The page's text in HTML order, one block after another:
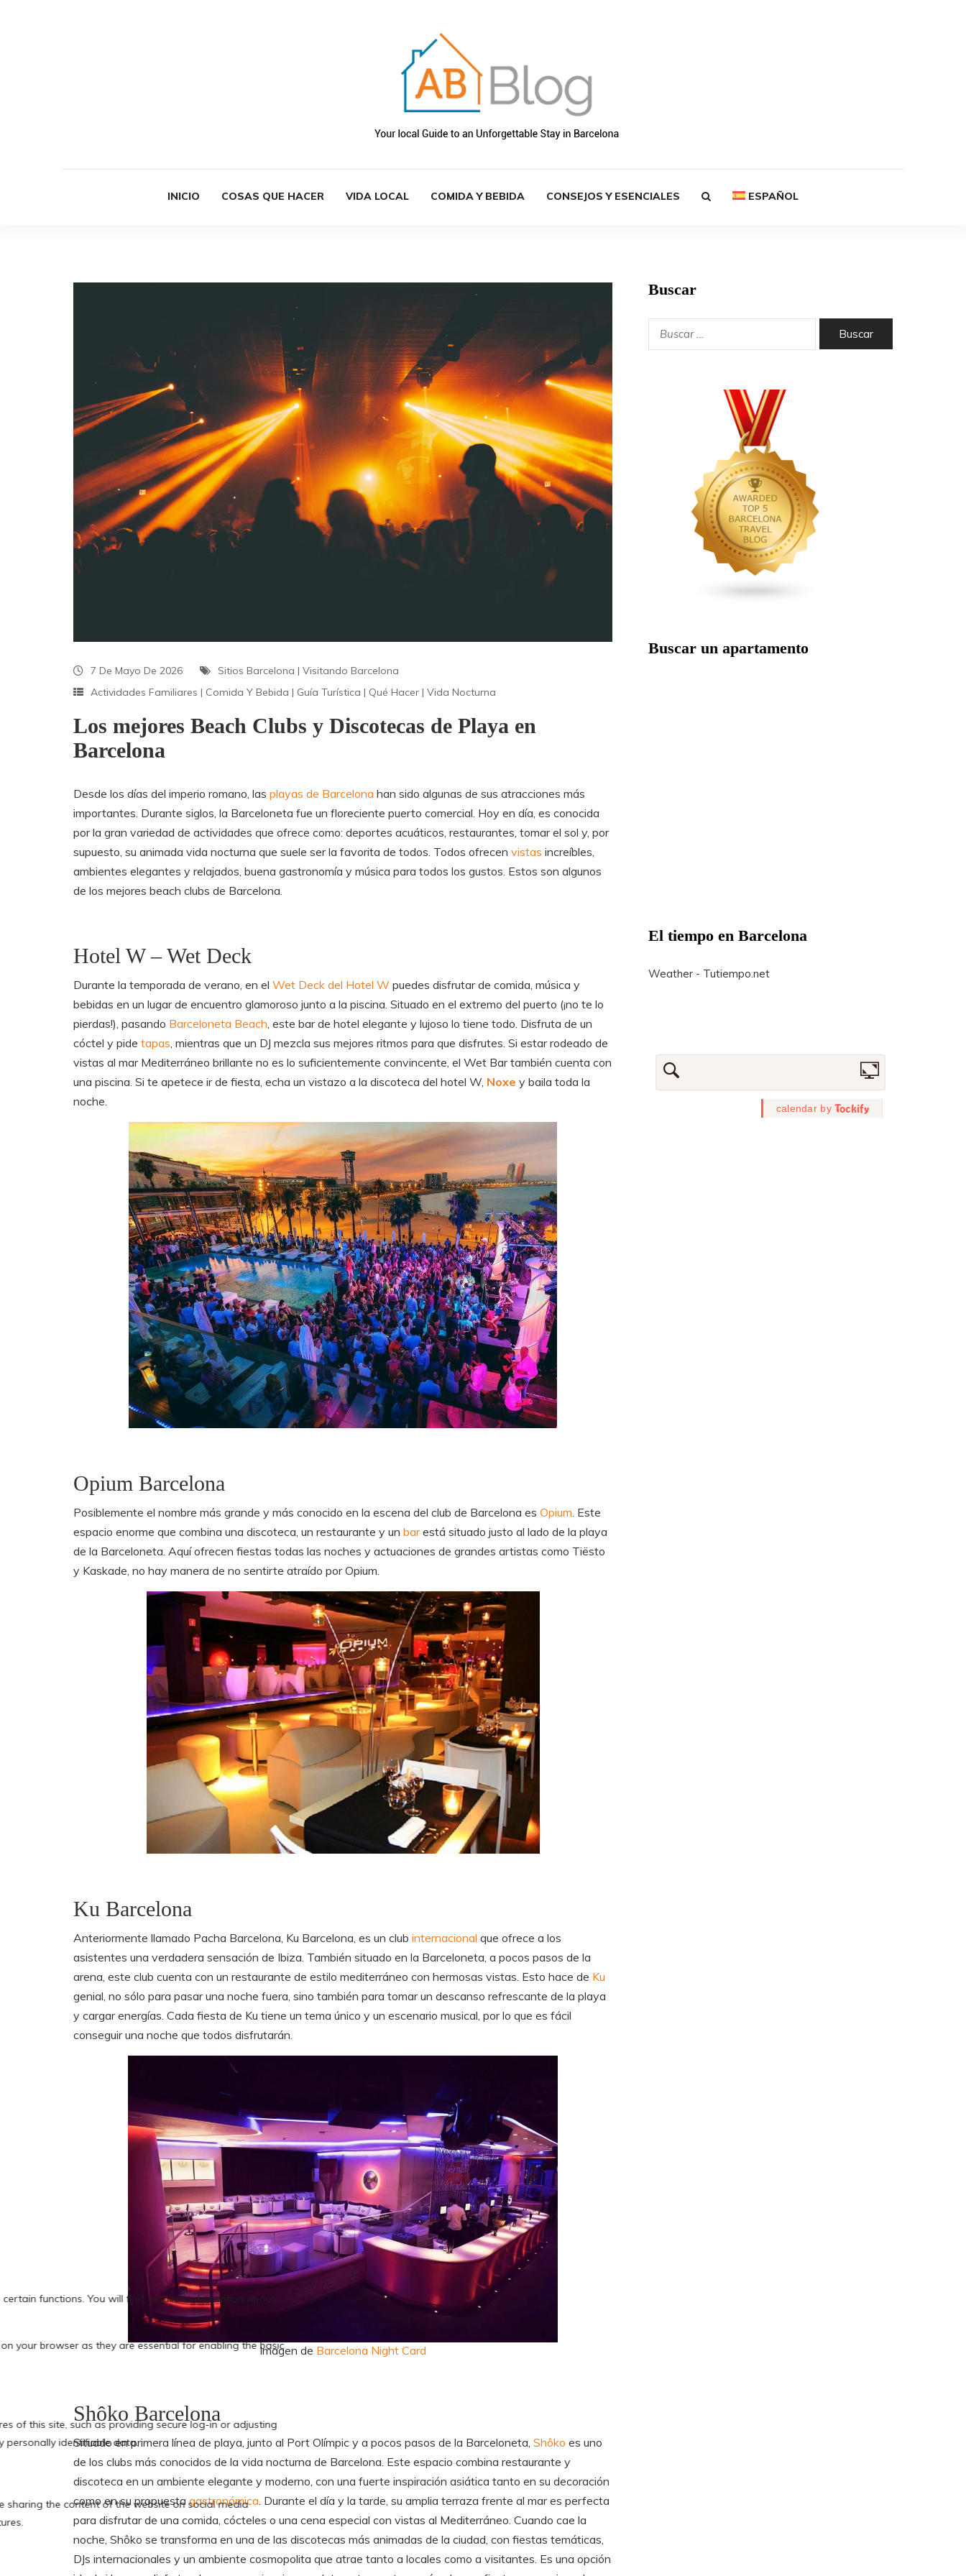
INICIO COSAS QUE HACER VIDA LOCAL COMIDA Y BEBIDA CONSEJOS Y ESENCIALES ESPAÑOL
7 De Mayo De 2026 Sitios Barcelona | Visitando Barcelona
Actividades Familiares | Comida Y Bebida | Guía Turística | Qué Hacer | Vida Nocturna
Los mejores Beach Clubs y Discotecas de Playa en
Barcelona
Desde los días del imperio romano, las playas de Barcelona han sido algunas de sus atracciones más
importantes. Durante siglos, la Barceloneta fue un floreciente puerto comercial. Hoy en día, es conocida
por la gran variedad de actividades que ofrece como: deportes acuáticos, restaurantes, tomar el sol y, por
supuesto, su animada vida nocturna que suele ser la favorita de todos. Todos ofrecen vistas increíbles,
ambientes elegantes y relajados, buena gastronomía y música para todos los gustos. Estos son algunos
de los mejores beach clubs de Barcelona.
Hotel W – Wet Deck
Durante la temporada de verano, en el Wet Deck del Hotel W puedes disfrutar de comida, música y
bebidas en un lugar de encuentro glamoroso junto a la piscina. Situado en el extremo del puerto (¡no te lo
pierdas!), pasando Barceloneta Beach, este bar de hotel elegante y lujoso lo tiene todo. Disfruta de un
cóctel y pide tapas, mientras que un DJ mezcla sus mejores ritmos para que disfrutes. Si estar rodeado de
vistas al mar Mediterráneo brillante no es lo suficientemente convincente, el Wet Bar también cuenta con
una piscina. Si te apetece ir de fiesta, echa un vistazo a la discoteca del hotel W, Noxe y baila toda la
noche.
Opium Barcelona
Posiblemente el nombre más grande y más conocido en la escena del club de Barcelona es Opium. Este
espacio enorme que combina una discoteca, un restaurante y un barestá situado justo al lado de la playa
de la Barceloneta. Aquí ofrecen fiestas todas las noches y actuaciones de grandes artistas como Tiësto
y Kaskade, no hay manera de no sentirte atraído por Opium.
Ku Barcelona
Anteriormente llamado Pacha Barcelona, Ku Barcelona, es un club internacional que ofrece a los
asistentes una verdadera sensación de Ibiza. También situado en la Barceloneta, a pocos pasos de la
arena, este club cuenta con un restaurante de estilo mediterráneo con hermosas vistas. Esto hace de Ku
genial, no sólo para pasar una noche fuera, sino también para tomar un descanso refrescante de la playa
y cargar energías. Cada fiesta de Ku tiene un tema único y un escenario musical, por lo que es fácil
conseguir una noche que todos disfrutarán.
Imagen de Barcelona Night Card
Shôko Barcelona
Situado en primera línea de playa, junto al Port Olímpic y a pocos pasos de la Barceloneta, Shôko es uno
de los clubs más conocidos de la vida nocturna de Barcelona. Este espacio combina restaurante y
discoteca en un ambiente elegante y moderno, con una fuerte inspiración asiática tanto en su decoración
como en su propuestagastronómica. Durante el día y la tarde, su amplia terraza frente al mar es perfecta
para disfrutar de una comida, cócteles o una cena especial con vistas al Mediterráneo. Cuando cae la
noche, Shôko se transforma en una de las discotecas más animadas de la ciudad, con fiestas temáticas,
DJs internacionales y un ambiente cosmopolita que atrae tanto a locales como a visitantes. Es una opción
Buscar
Buscar un apartamento
El tiempo en Barcelona
Weather - Tutiempo.net